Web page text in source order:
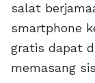
salat
smartphone
gratis dapat
memasang